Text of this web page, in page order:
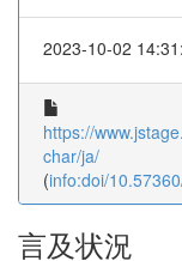
2023-10-02
https://
char/ja/
(info:doi/
言及状況